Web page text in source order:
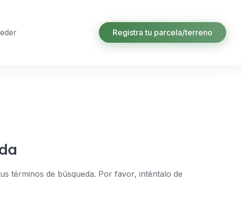
Registra tu parcela/terreno
términos de búsqueda. Por favor, inténtalo de